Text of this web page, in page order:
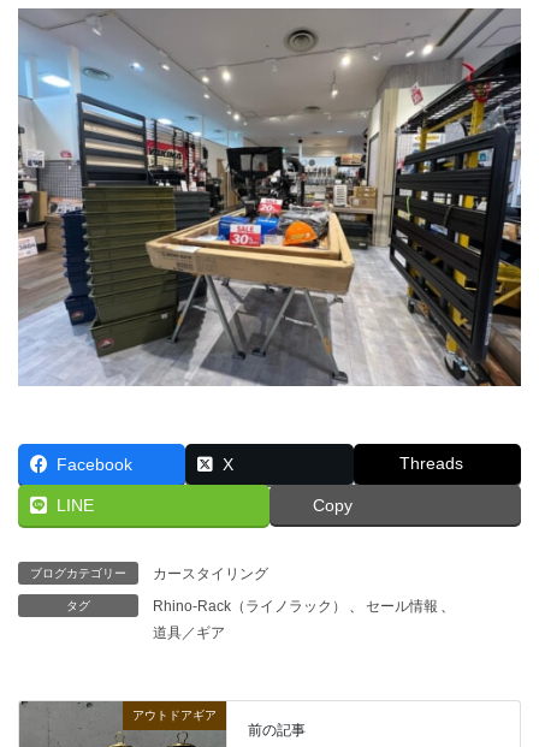
Facebook X Threads
LINE Copy
ブログカテゴリー カースタイリング
タグ Rhino-Rack（ライノラック） セール情報
道具／ギア
アウトドアギア
前の記事